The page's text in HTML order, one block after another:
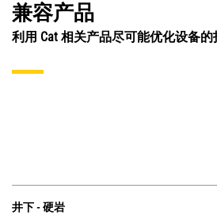
兼容产品
利用 Cat 相关产品尽可能优化设备
井下 - 硬岩